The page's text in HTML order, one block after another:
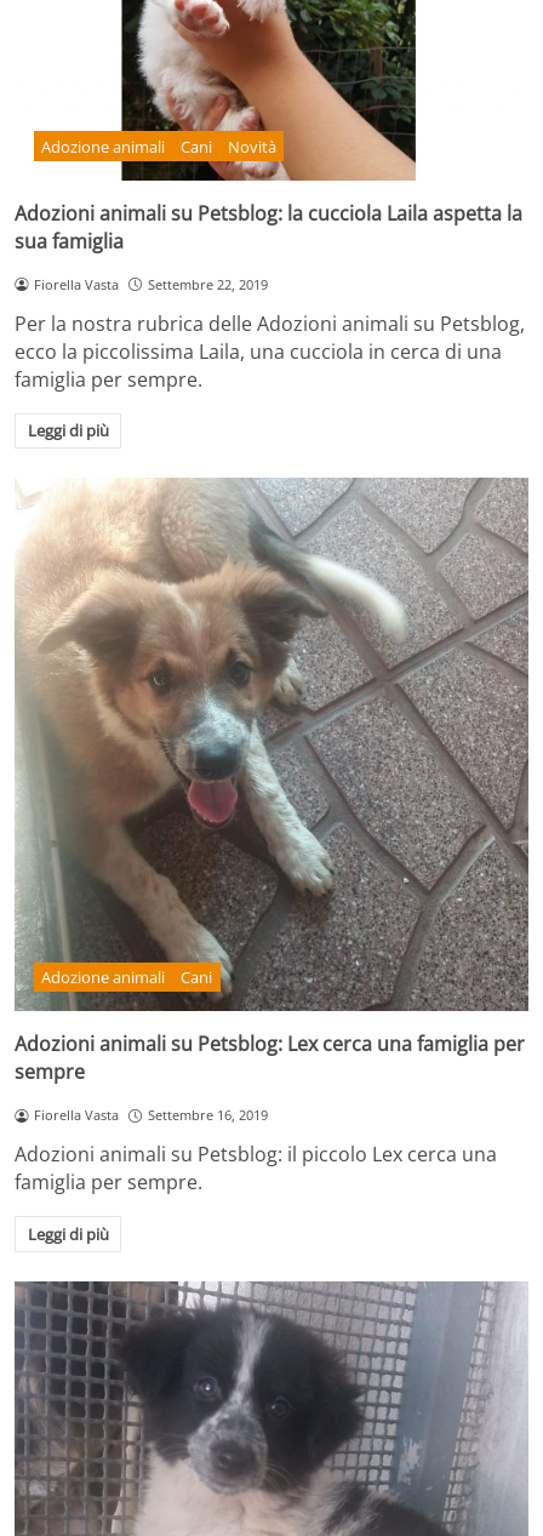
Adozione animali Cani Novità
Adozioni animali su Petsblog: la cucciola Laila aspetta la
sua famiglia
Fiorella Vasta Settembre 22, 2019
Per la nostra rubrica delle Adozioni animali su Petsblog,
ecco la piccolissima Laila, una cucciola in cerca di una
famiglia per sempre.
Leggi di più
Adozione animali Cani
Adozioni animali su Petsblog: Lex cerca una famiglia per
sempre
Fiorella Vasta Settembre 16, 2019
Adozioni animali su Petsblog: il piccolo Lex cerca una
famiglia per sempre.
Leggi di più